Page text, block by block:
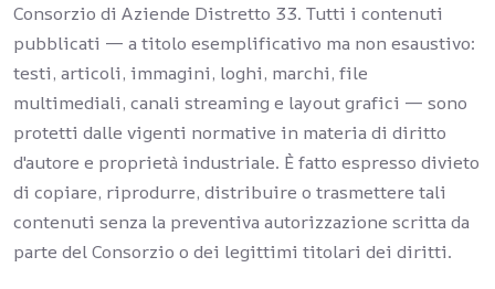
Consorzio di Aziende Distretto 33. Tutti i contenuti
pubblicati — a titolo esemplificativo ma non esaustivo:
testi, articoli, immagini, loghi, marchi, file
multimediali, canali streaming e layout grafici — sono
protetti dalle vigenti normative in materia di diritto
d'autore e proprietà industriale. È fatto espresso divieto
di copiare, riprodurre, distribuire o trasmettere tali
contenuti senza la preventiva autorizzazione scritta da
parte del Consorzio o dei legittimi titolari dei diritti.